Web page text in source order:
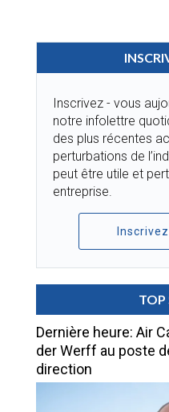
Inscrivez - vous
notre infolettre
des plus récentes
perturbations de
peut être utile et
entreprise.
TOP
Dernière heure: Air
der Werff au poste
direction